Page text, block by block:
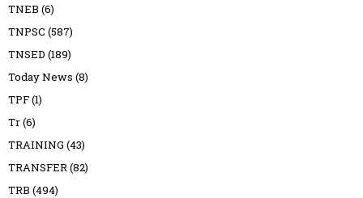
TNEB (6)
TNPSC (587)
TNSED (189)
Today News (8)
TPF(1)
Tr(6)
TRAINING (43)
TRANSFER(82)
TRB (494)